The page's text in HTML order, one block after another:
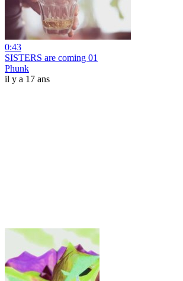
0:43
SISTERS are coming 01
Phunk
il y a 17 ans